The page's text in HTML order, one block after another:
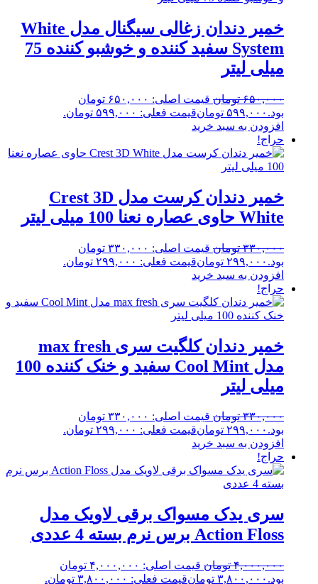
خمیر دندان زغالی سیگنال مدل White
System سفید کننده و خوشبو کننده 75
میلی لیتر
۶۵۰,۰۰۰ تومان
قیمت اصلی: ۶۵۰,۰۰۰ تومان
بود. ۵۹۹,۰۰۰ تومانقیمت فعلی: ۵۹۹,۰۰۰ تومان.
افزودن به سبد خرید
حراج!
خمیر دندان کرست مدل Crest 3D
White حاوی عصاره نعنا 100 میلی لیتر
۳۳۰,۰۰۰ تومان
قیمت اصلی: ۳۳۰,۰۰۰ تومان
بود. ۲۹۹,۰۰۰ تومانقیمت فعلی: ۲۹۹,۰۰۰ تومان.
افزودن به سبد خرید
حراج!
خمیر دندان کلگیت سری max fresh
مدل Cool Mint سفید و خنک کننده 100
میلی لیتر
۳۳۰,۰۰۰ تومان
قیمت اصلی: ۳۳۰,۰۰۰ تومان
بود. ۲۹۹,۰۰۰ تومانقیمت فعلی: ۲۹۹,۰۰۰ تومان.
افزودن به سبد خرید
حراج!
سری یدک مسواک برقی لاویک مدل
Action Floss برس نرم بسته 4 عددی
۴,۰۰۰,۰۰۰ تومان
قیمت اصلی: ۴,۰۰۰,۰۰۰ تومان
بود. ۳,۸۰۰,۰۰۰ تومانقیمت فعلی: ۳,۸۰۰,۰۰۰ تومان.